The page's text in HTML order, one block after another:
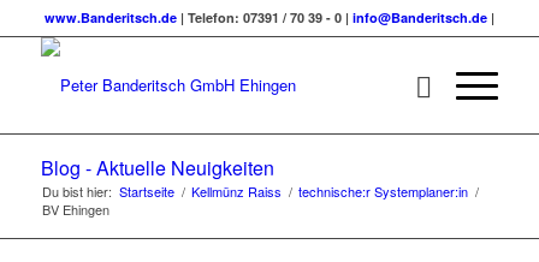
www.Banderitsch.de| Telefon: 07391 / 70 39 - 0 | info@Banderitsch.de |
Blog - Aktuelle Neuigkeiten
Du bist hier: Startseite / Kellmünz Raiss / technische:r Systemplaner:in /
BV Ehingen